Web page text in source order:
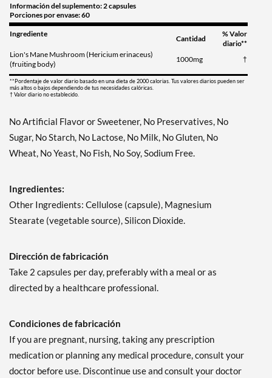
Información del suplemento: 2 capsules
Porciones por envase: 60
Ingrediente
Cantidad
% Valor
diario**
Lion's Mane Mushroom (Hericium erinaceus)
(fruiting body)
1000mg †
**Pordentaje de valor diario basado en una dieta de 2000 calorias. Tus valores diarios pueden ser
más altos o bajos dependiendo de tus necesidades calóricas.
† Valor diario no establecido.
No Artificial Flavor or Sweetener, No Preservatives, No
Sugar, No Starch, No Lactose, No Milk, No Gluten, No
Wheat, No Yeast, No Fish, No Soy, Sodium Free.
Ingredientes:
Other Ingredients: Cellulose (capsule), Magnesium
Stearate (vegetable source), Silicon Dioxide.
Dirección de fabricación
Take 2 capsules per day, preferably with a meal or as
directed by a healthcare professional.
Condiciones de fabricación
If you are pregnant, nursing, taking any prescription
medication or planning any medical procedure, consult your
doctor before use. Discontinue use and consult your doctor